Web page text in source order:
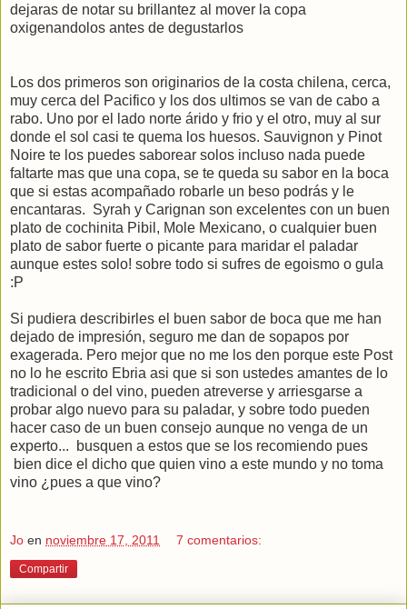
dejaras de notar su brillantez al mover la copa
oxigenandolos antes de degustarlos
Los dos primeros son originarios de la costa chilena, cerca,
muy cerca del Pacifico y los dos ultimos se van de cabo a
rabo. Uno por el lado norte árido y frio y el otro, muy al sur
donde el sol casi te quema los huesos. Sauvignon y Pinot
Noire te los puedes saborear solos incluso nada puede
faltarte mas que una copa, se te queda su sabor en la boca
que si estas acompañado robarle un beso podrás y le
encantaras. Syrah y Carignan son excelentes con un buen
plato de cochinita Pibil, Mole Mexicano, o cualquier buen
plato de sabor fuerte o picante para maridar el paladar
aunque estes solo! sobre todo si sufres de egoismo o gula
:P
Si pudiera describirles el buen sabor de boca que me han
dejado de impresión, seguro me dan de sopapos por
exagerada. Pero mejor que no me los den porque este Post
no lo he escrito Ebria asi que si son ustedes amantes de lo
tradicional o del vino, pueden atreverse y arriesgarse a
probar algo nuevo para su paladar, y sobre todo pueden
hacer caso de un buen consejo aunque no venga de un
experto... busquen a estos que se los recomiendo pues
bien dice el dicho que quien vino a este mundo y no toma
vino ¿pues a que vino?
Jo en noviembre 17, 2011 7 comentarios:
Compartir